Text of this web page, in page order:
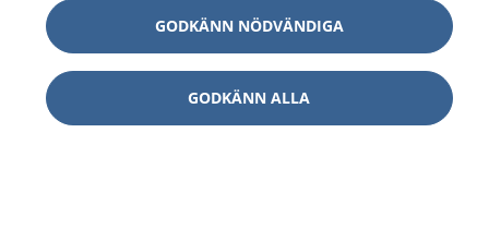
GODKÄNN NÖDVÄNDIGA
GODKÄNN ALLA